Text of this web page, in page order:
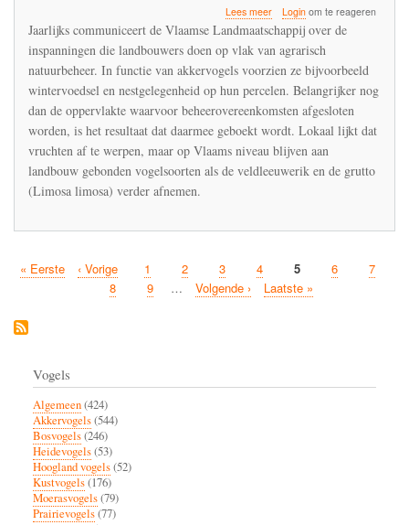
Lees meerover
Akker-
weidevogels
lijken
gedoemd
verdwijnen
Loginom te reageren
Jaarlijks communiceert de Vlaamse Landmaatschappij over de
inspanningen die landbouwers doen op vlak van agrarisch
natuurbeheer. In functie van akkervogels voorzien ze bijvoorbeeld
wintervoedsel en nestgelegenheid op hun percelen. Belangrijker nog
dan de oppervlakte waarvoor beheerovereenkomsten afgesloten
worden, is het resultaat dat daarmee geboekt wordt. Lokaal lijkt dat
vruchten af te werpen, maar op Vlaams niveau blijven aan
landbouw gebonden vogelsoorten als de veldleeuwerik en de grutto
(Limosa limosa) verder afnemen.
Paginatie
Eerste
« Eerste
Vorige
pagina
‹ Vorige Pagina
1 Pagina
2 Pagina
3 Pagina
4
Huidige
pagina
5 Pagina
6 Pagina
7
Pagina
8 Pagina
9 …
Volgende
Volgende ›
Laatste
Laatste »
Vogels
Algemeen(424)
Akkervogels(544)
Bosvogels(246)
Heidevogels(53)
Hoogland vogels(52)
Kustvogels(176)
Moerasvogels(79)
Prairievogels(77)